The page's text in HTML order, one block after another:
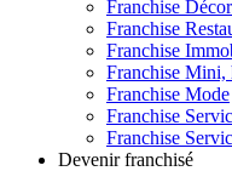
Franchise
Franchise
Franchise
Franchise Mini,
Franchise Mode
Franchise
Franchise
Devenir franchisé